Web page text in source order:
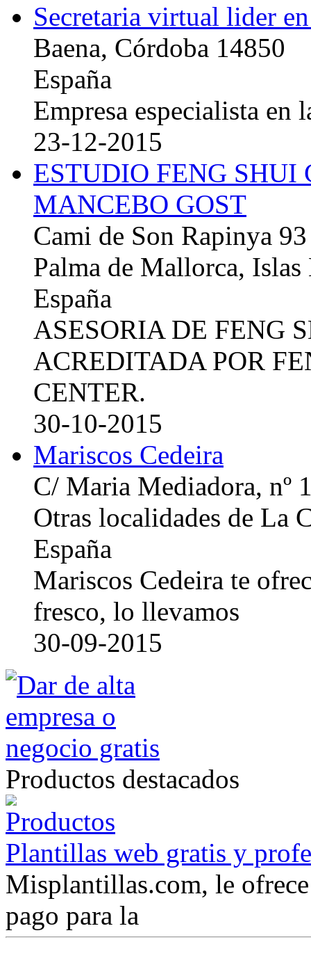
Secretaria virtual lider
Baena, Córdoba 14850
España
Empresa especialista en
23-12-2015
ESTUDIO FENG
MANCEBO GOST
Cami de Son Rapinya 93
Palma de Mallorca, Islas
España
ASESORIA DE FENG
ACREDITADA POR
CENTER.
30-10-2015
Mariscos Cedeira
C/ Maria Mediadora, nº
Otras localidades de La
España
Mariscos Cedeira te
fresco, lo llevamos
30-09-2015
Productos destacados
Plantillas web gratis y
Misplantillas.com, le
pago para la